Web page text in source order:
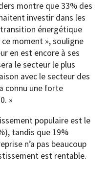
montre que 33% des
investir dans les
énergétique
moment », souligne
en est encore à ses
le secteur le plus
avec le secteur des
connu une forte
»
populaire est le
tandis que 19%
n’a pas beaucoup
est rentable.